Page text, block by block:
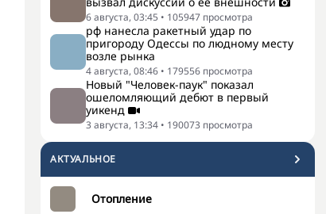
6 августа, 03:45 • 105947 просмотра
рф нанесла ракетный удар по
пригороду Одессы по людному месту
возле рынка
4 августа, 08:46 • 179556 просмотра
Новый "Человек-паук" показал
ошеломляющий дебют в первый
уикенд
3 августа, 13:34 • 190073 просмотра
АКТУАЛЬНОЕ
Отопление